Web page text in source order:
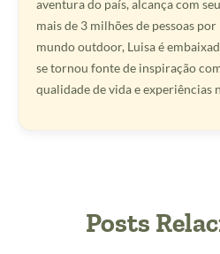
aventura do país, alcança com
mais de 3 milhões de pessoas
mundo outdoor, Luisa é
se tornou fonte de inspiração
qualidade de vida e experiências
Posts